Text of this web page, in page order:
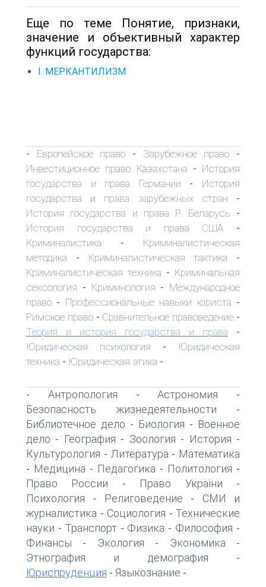
Еще по теме Понятие, признаки,
значение и объективный характер
функций государства:
I. МЕРКАНТИЛИЗМ
- Европейское право - Зарубежное право -
Инвестиционное право Казахстана - История
государства и права Германии - История
государства и права зарубежных стран -
История государства и права Р. Беларусь -
История государства и права США -
Криминалистика - Криминалистическая
методика - Криминалистическая тактика -
Криминалистическая техника - Криминальная
сексология - Криминология - Международное
право - Профессиональные навыки юриста -
Римское право- Сравнительное правоведение -
Теория и история государства и права -
Юридическая психология -
Юридическая
техника - Юридическая этика -
- Антропология -Астрономия -
Безопасность жизнедеятельности -
Библиотечное дело - Биология - Военное
дело - География - Зоология - История -
Культурология - Литература - Математика
- Медицина - Педагогика - Политология -
Право России - Право України -
Психология - Религоведение - СМИ и
журналистика - Социология - Технические
науки - Транспорт- Физика - Философия -
Финансы - Экология - Экономика -
Этнография и демография -
Юриспруденция - Языкознание -